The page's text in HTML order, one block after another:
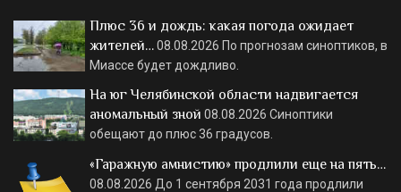
Плюс 36 и дождь: какая погода ожидает
жителей…08.08.2026 По прогнозам синоптиков, в
Миассе будет дождливо.
На юг Челябинской области надвигается
аномальный зной 08.08.2026 Синоптики
обещают до плюс 36 градусов.
«Гаражную амнистию» продлили еще на пять…
08.08.2026 До 1 сентября 2031 года продлили